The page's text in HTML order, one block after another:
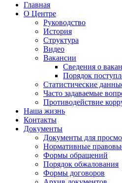
Главная
О Центре
Руководство
История
Структура
Видео
Вакансии
Сведения о
Порядок
Статистические
Часто задаваемые
Противодействие
Наша жизнь
Контакты
Документы
Документы для
Нормативные
Формы обращений
Порядок обжалования
Формы договоров